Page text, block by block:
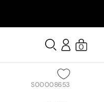
0
S00008653